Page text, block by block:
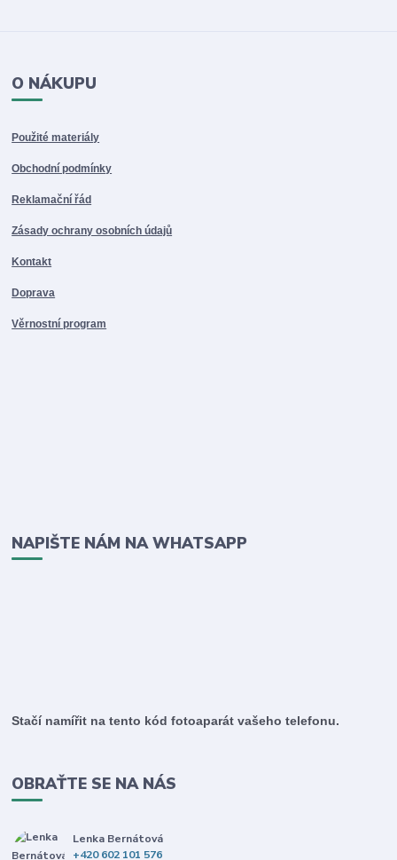
O NÁKUPU
Použité materiály
Obchodní podmínky
Reklamační řád
Zásady ochrany osobních údajů
Kontakt
Doprava
Věrnostní program
NAPIŠTE NÁM NA WHATSAPP
Stačí namířit na tento kód fotoaparát vašeho telefonu.
OBRAŤTE SE NA NÁS
Lenka Bernátová
+420 602 101 576